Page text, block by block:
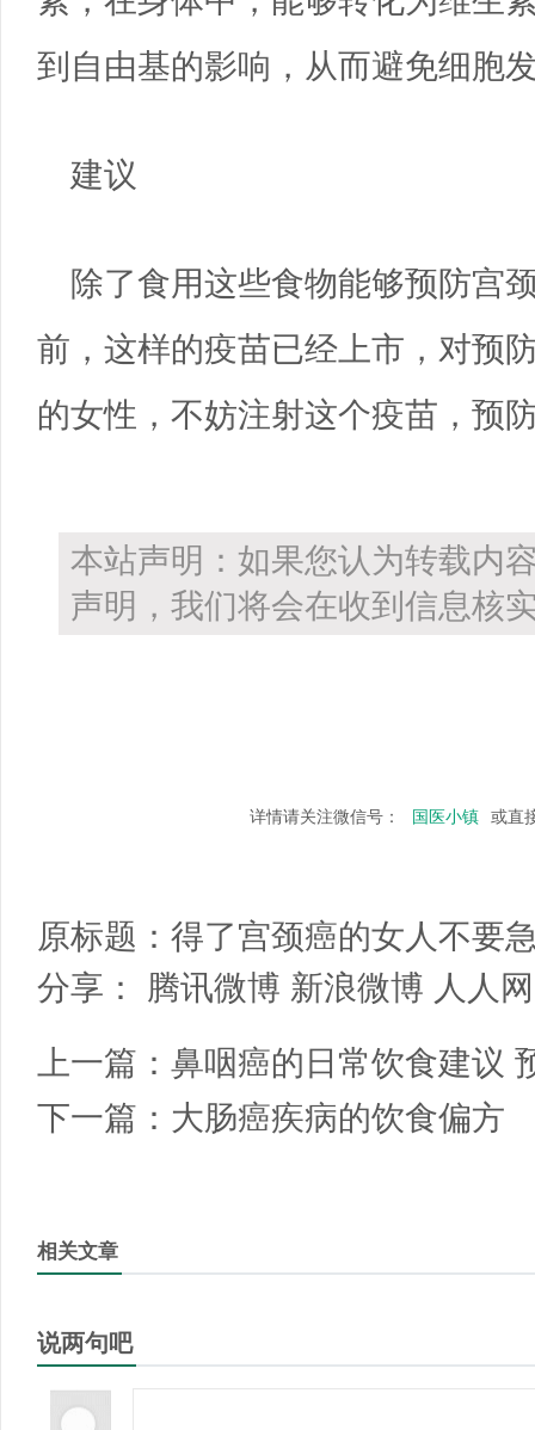
到自由基的影响，从而避免细胞
建议
除了食用这些食物能够预防宫
前，这样的疫苗已经上市，对预
的女性，不妨注射这个疫苗，预
本站声明：如果您认为转载内
声明，我们将会在收到信息核
详情请关注微信号： 国医小镇 或直
原标题： 得了宫颈癌的女人不要
分享：
腾讯微博 新浪微博 人人网
上一篇： 鼻咽癌的日常饮食建议
下一篇： 大肠癌疾病的饮食偏方
相关文章
说两句吧